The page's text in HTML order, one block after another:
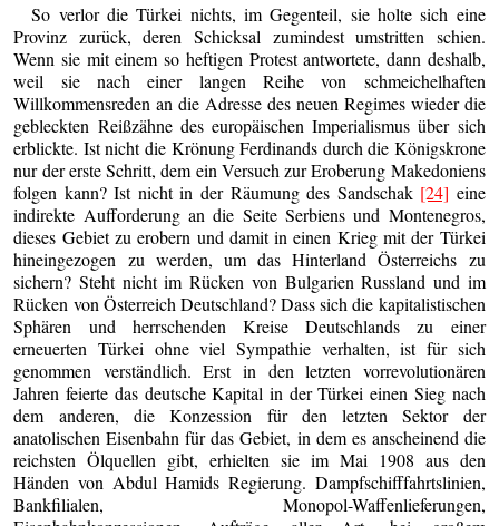
So verlor die Türkei nichts, im Gegenteil, sie holte sich eine
Provinz zurück, deren Schicksal zumindest umstritten schien.
Wenn sie mit einem so heftigen Protest antwortete, dann deshalb,
weil sie nach einer langen Reihe von schmeichelhaften
Willkommensreden an die Adresse des neuen Regimes wieder die
gebleckten Reißzähne des europäischen Imperialismus über sich
erblickte. Ist nicht die Krönung Ferdinands durch die Königskrone
nur der erste Schritt, dem ein Versuch zur Eroberung Makedoniens
folgen kann? Ist nicht in der Räumung des Sandschak [24] eine
indirekte Aufforderung an die Seite Serbiens und Montenegros,
dieses Gebiet zu erobern und damit in einen Krieg mit der Türkei
hineingezogen zu werden, um das Hinterland Österreichs zu
sichern? Steht nicht im Rücken von Bulgarien Russland und im
Rücken von Österreich Deutschland? Dass sich die kapitalistischen
Sphären und herrschenden Kreise Deutschlands zu einer
erneuerten Türkei ohne viel Sympathie verhalten, ist für sich
genommen verständlich. Erst in den letzten vorrevolutionären
Jahren feierte das deutsche Kapital in der Türkei einen Sieg nach
dem anderen, die Konzession für den letzten Sektor der
anatolischen Eisenbahn für das Gebiet, in dem es anscheinend die
reichsten Ölquellen gibt, erhielten sie im Mai 1908 aus den
Händen von Abdul Hamids Regierung. Dampfschifffahrtslinien,
Bankfilialen, Monopol-Waffenlieferungen,